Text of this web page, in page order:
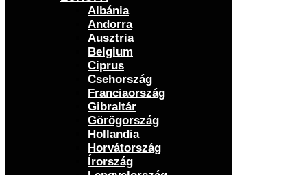
Albánia
Andorra
Ausztria
Belgium
Ciprus
Csehország
Franciaország
Gibraltár
Görögország
Hollandia
Horvátország
Írország